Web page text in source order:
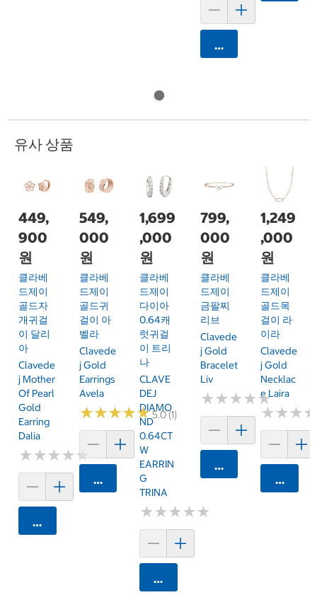
카트에 담기
유사 상품
449,
900
원
클라베
드제이
골드자
개귀걸
이 달리
아
Clavede
J Mother
Of Pearl
Gold
Earring
Dalia
★★★★★
★★★★★
카트에 담기
549,
000
원
클라베
드제이
골드귀
걸이 아
벨라
Clavede
J Gold
Earrings
Avela
★★★★★
★★★★★5.0 (1)
카트에 담기
1,699
,000
원
클라베
드제이
다이아
0.64캐
럿귀걸
이 트리
나
CLAVE
DEJ
DIAMO
ND
0.64CT
W
EARRIN
G
TRINA
★★★★★
★★★★★
카트에 담기
799,
000
원
클라베
드제이
금팔찌
리브
Clavede
J Gold
Bracelet
Liv
★★★★★
★★★★★
카트에 담기
1,249
,000
원
클라베
드제이
골드목
걸이 라
이라
Clavede
J Gold
Necklac
E Laira
★★★
★★★
카트에